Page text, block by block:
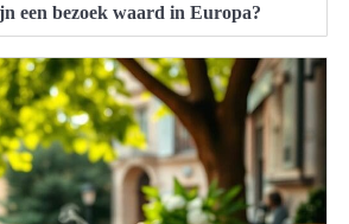
een bezoek waard in Europa?